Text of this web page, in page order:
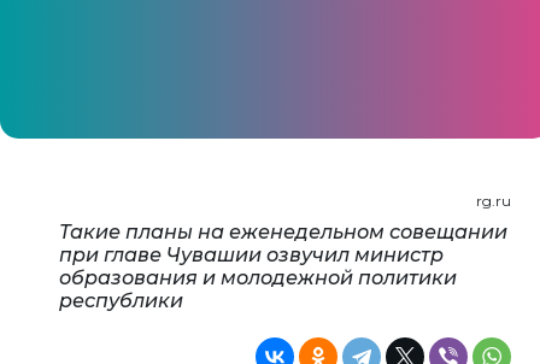
rg.ru
Такие планы на еженедельном совещании
при главе Чувашии озвучил министр
образования и молодежной политики
республики